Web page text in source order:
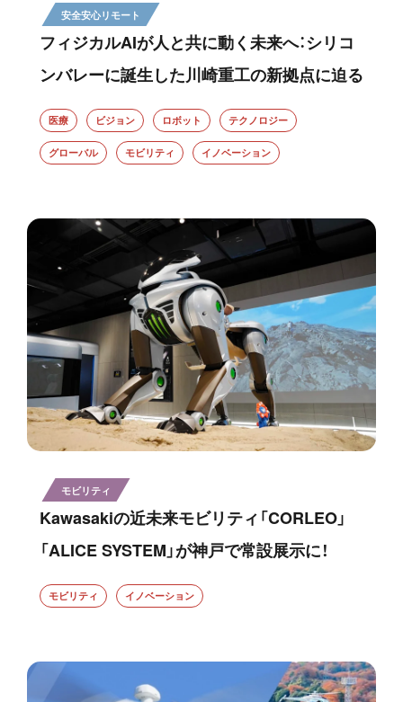
安全安心リモート
フィジカルAIが人と共に動く未来へ：シリコ
ンバレーに誕生した川崎重工の新拠点に迫る
医療 ビジョン ロボット テクノロジー
グローバル モビリティ イノベーション
モビリティ
Kawasakiの近未来モビリティ「CORLEO」
「ALICE SYSTEM」が神戸で常設展示に！
モビリティ イノベーション